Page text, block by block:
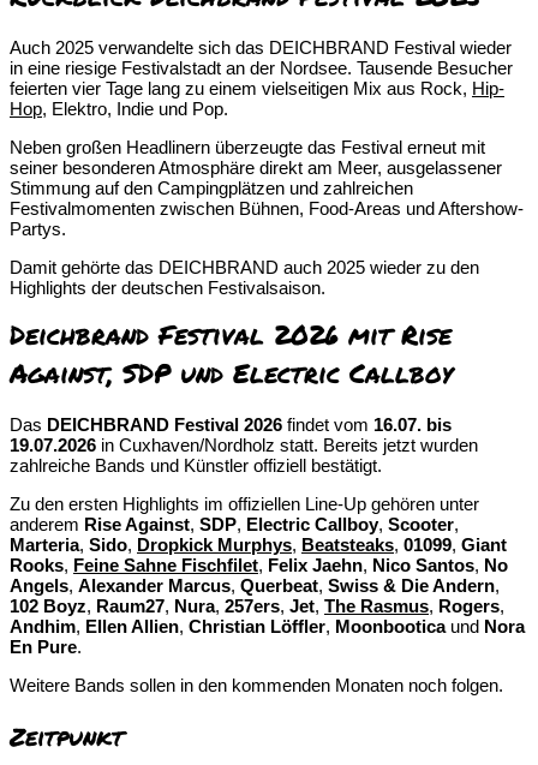
Auch 2025 verwandelte sich das DEICHBRAND Festival wieder
in eine riesige Festivalstadt an der Nordsee. Tausende Besucher
feierten vier Tage lang zu einem vielseitigen Mix aus Rock, Hip-
Hop, Elektro, Indie und Pop.
Neben großen Headlinern überzeugte das Festival erneut mit
seiner besonderen Atmosphäre direkt am Meer, ausgelassener
Stimmung auf den Campingplätzen und zahlreichen
Festivalmomenten zwischen Bühnen, Food-Areas und Aftershow-
Partys.
Damit gehörte das DEICHBRAND auch 2025 wieder zu den
Highlights der deutschen Festivalsaison.
Deichbrand Festival 2026 mit Rise
Against, SDP und Electric Callboy
Das DEICHBRAND Festival 2026 findet vom 16.07. bis
19.07.2026 in Cuxhaven/Nordholz statt. Bereits jetzt wurden
zahlreiche Bands und Künstler offiziell bestätigt.
Zu den ersten Highlights im offiziellen Line-Up gehören unter
anderem Rise Against, SDP, Electric Callboy, Scooter,
Marteria, Sido, Dropkick Murphys, Beatsteaks, 01099, Giant
Rooks, Feine Sahne Fischfilet, Felix Jaehn, Nico Santos, No
Angels, Alexander Marcus, Querbeat, Swiss & Die Andern,
102 Boyz, Raum27, Nura, 257ers, Jet, The Rasmus, Rogers,
Andhim, Ellen Allien, Christian Löffler, Moonbooticaund Nora
En Pure.
Weitere Bands sollen in den kommenden Monaten noch folgen.
Zeitpunkt